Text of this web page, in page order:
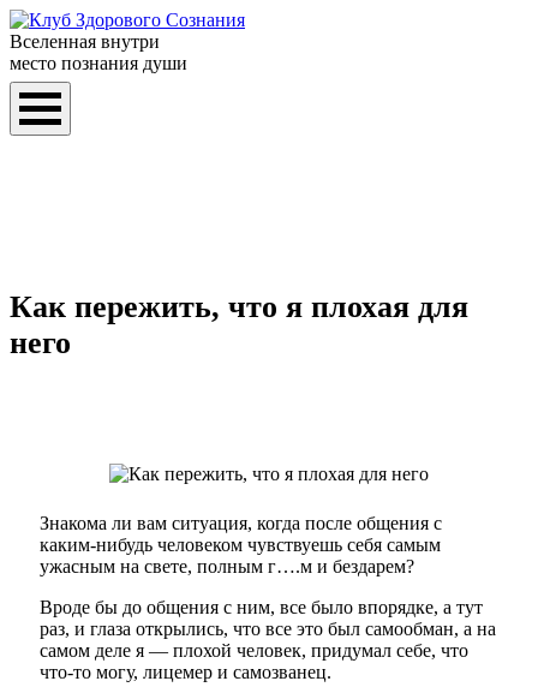
Вселенная внутри
место познания души
Как пережить, что я плохая для
него
Знакома ли вам ситуация, когда после общения с
каким-нибудь человеком чувствуешь себя самым
ужасным на свете, полным г….м и бездарем?
Вроде бы до общения с ним, все было впорядке, а тут
раз, и глаза открылись, что все это был самообман, а на
самом деле я — плохой человек, придумал себе, что
что-то могу, лицемер и самозванец.